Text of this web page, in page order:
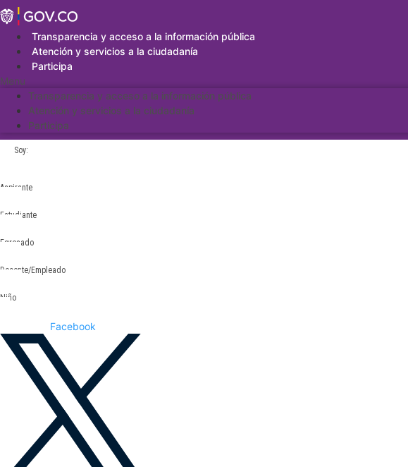
Saltar
al
contenidoTransparencia y acceso a la información pública
Atención y servicios a la ciudadanía
Participa
Menu
Transparencia y acceso a la información pública
Atención y servicios a la ciudadanía
Participa
Soy:
Aspirante
Estudiante
Egresado
Docente/Empleado
Niño
Facebook